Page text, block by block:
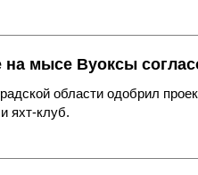
на мысе Вуоксы
области одобрил
яхт-клуб.